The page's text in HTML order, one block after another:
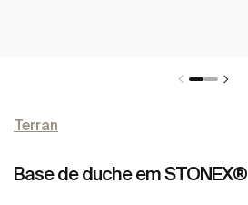
Terran
Base de duche em STONEX®